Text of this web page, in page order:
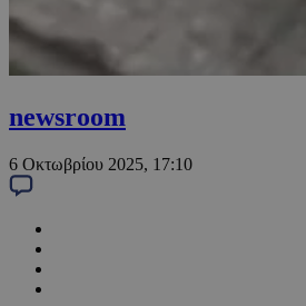
newsroom
6 Οκτωβρίου 2025, 17:10